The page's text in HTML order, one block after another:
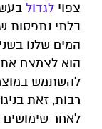
צפוי לגדול
בלתי נתפסות
המים שלנו
הוא לצמצם את
להשתמש
רבות, זאת
לאחר שימושים